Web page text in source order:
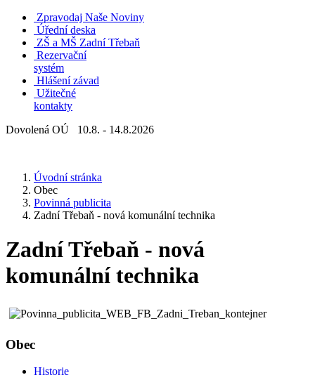
Zpravodaj Naše Noviny
Úřední deska
ZŠ a MŠ Zadní Třebaň
Rezervační
systém
Hlášení závad
Užitečné
kontakty
Dovolená OÚ 10.8. - 14.8.2026
Úvodní stránka
Obec
Povinná publicita
Zadní Třebaň - nová komunální technika
Zadní Třebaň - nová
komunální technika
Obec
Historie